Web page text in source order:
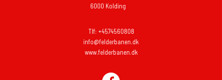
6000 Kolding
Tlf: +4574560808
info@felderbanen.dk
www.felderbanen.dk